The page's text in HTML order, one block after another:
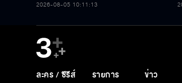
2026-08-05 10:11:13
ละคร / ซีรีส์ รายการ ข่าว